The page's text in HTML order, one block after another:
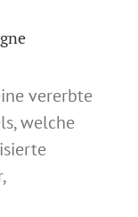
vererbte
welche